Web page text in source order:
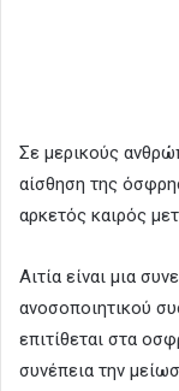
Σε μερικούς
αίσθηση της
αρκετός καιρός
Αιτία είναι μια
ανοσοποιητικού
επιτίθεται στα
συνέπεια την